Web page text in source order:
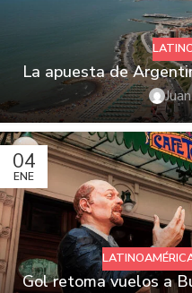
La apuesta de
04
ENE
Gol retoma vuelos a